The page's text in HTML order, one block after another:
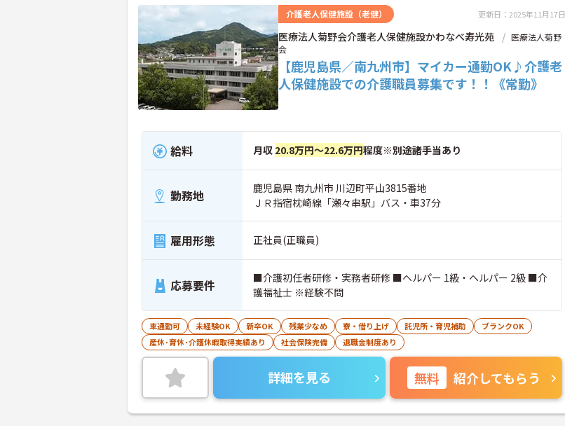
介護老人保健施設（老健） 更新日：2025年11月17日
医療法人菊野会介護老人保健施設かわなべ寿光苑
医療法人菊野
会
【鹿児島県／南九州市】マイカー通勤OK♪介護老
人保健施設での介護職員募集です！！《常勤》
給料 月収 20.8万円～22.6万円程度※別途諸手当あり
勤務地
鹿児島県 南九州市 川辺町平山3815番地
ＪＲ指宿枕崎線「瀬々串駅」バス・車37分
雇用形態 正社員(正職員)
応募要件
■介護初任者研修・実務者研修 ■ヘルパー 1級・ヘルパー 2級 ■介
護福祉士 ※経験不問
車通勤可 未経験OK 新卒OK 残業少なめ 寮・借り上げ 託児所・育児補助
ブランクOK
産休･育休･介護休暇取得実績あり
社会保険完備 退職金制度あり
詳細を見る 無料 紹介してもらう